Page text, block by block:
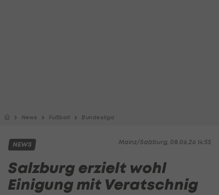
News Fußball Bundesliga
Mainz/Salzburg, 08.06.26 14:55
NEWS
Salzburg erzielt wohl
Einigung mit Veratschnig